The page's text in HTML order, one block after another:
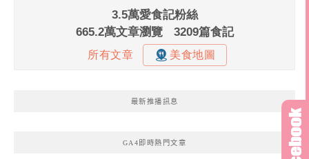
最新推播訊息
GA4即時熱門文章